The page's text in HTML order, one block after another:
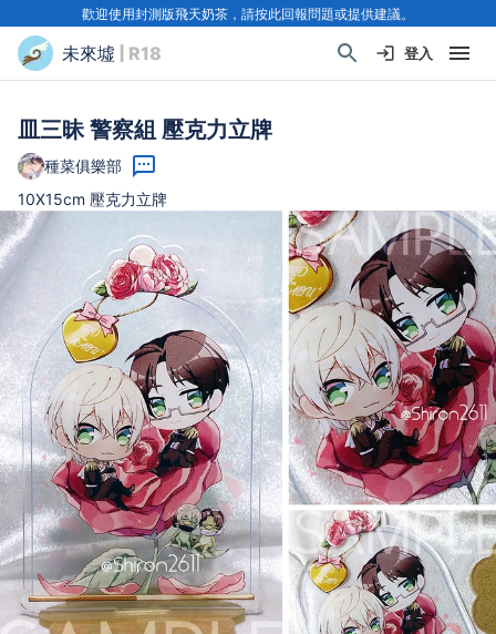
歡迎使用封測版飛天奶茶，請按此回報問題或提供建議。
未來墟 | R18 登入
皿三昧 警察組 壓克力立牌
種菜俱樂部
10X15cm 壓克力立牌